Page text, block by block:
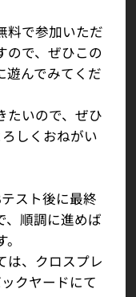
料で参加いただ
ので、ぜひこの
遊んでみてくだ
たいので、ぜひ
しくおねがい
スト後に最終
、順調に進めば
は、クロスプレ
クヤードにて